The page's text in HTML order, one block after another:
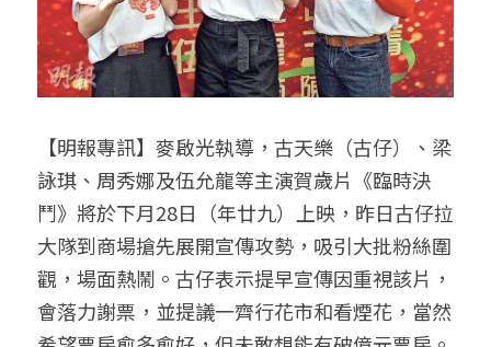
【明報專訊】麥啟光執導，古天樂（古仔）、梁
詠琪、周秀娜及伍允龍等主演賀歲片《臨時決
鬥》將於下月28日（年廿九）上映，昨日古仔拉
大隊到商場搶先展開宣傳攻勢，吸引大批粉絲圍
觀，場面熱鬧。古仔表示提早宣傳因重視該片，
會落力謝票，並提議一齊行花市和看煙花，當然